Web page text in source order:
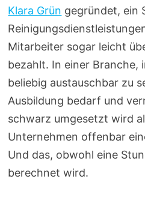
Klara Grün gegründet, ein
Mitarbeiter sogar leicht
bezahlt. In einer Branche,
beliebig austauschbar zu
Ausbildung bedarf und
schwarz umgesetzt wird
Unternehmen offenbar
Und das, obwohl eine
berechnet wird.